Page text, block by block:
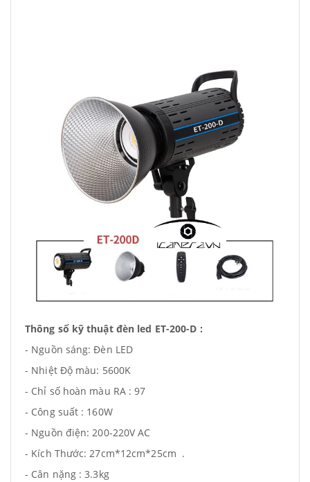
Thông số kỹ thuật đèn led ET-200-D :
- Nguồn sáng: Đèn LED
- Nhiệt Độ màu: 5600K
- Chỉ số hoàn màu RA : 97
- Công suất : 160W
- Nguồn điện: 200-220V AC
- Kích Thước: 27cm*12cm*25cm .
- Cân nặng : 3.3kg